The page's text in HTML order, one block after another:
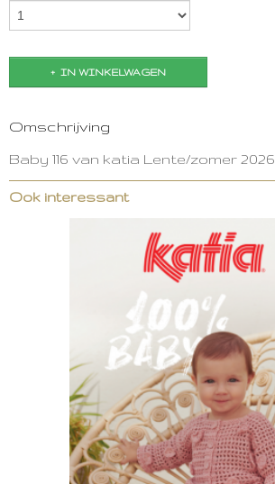
IN WINKELWAGEN
Omschrijving
Baby 116 van katia Lente/zomer 2026.
Ook interessant